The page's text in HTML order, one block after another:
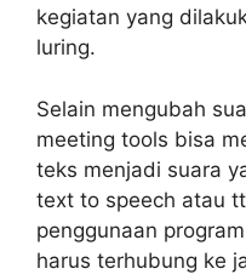
kegiatan yang
luring.
Selain mengubah
meeting tools bisa
teks menjadi suara
text to speech atau
penggunaan
harus terhubung ke